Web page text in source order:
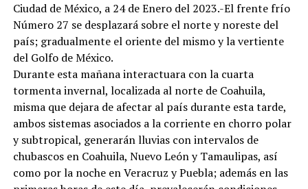
Ciudad de México, a 24 de Enero del 2023.-El frente frío
Número 27 se desplazará sobre el norte y noreste del
país; gradualmente el oriente del mismo y la vertiente
del Golfo de México.
Durante esta mañana interactuara con la cuarta
tormenta invernal, localizada al norte de Coahuila,
misma que dejara de afectar al país durante esta tarde,
ambos sistemas asociados a la corriente en chorro polar
y subtropical, generarán lluvias con intervalos de
chubascos en Coahuila, Nuevo León y Tamaulipas, así
como por la noche en Veracruz y Puebla; además en las